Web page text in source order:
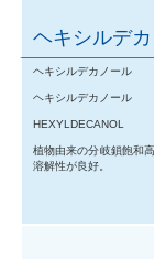
ヘキシルデ
ヘキシルデカノール
ヘキシルデカノール
HEXYLDECANOL
植物由来の分岐鎖飽和
溶解性が良好。